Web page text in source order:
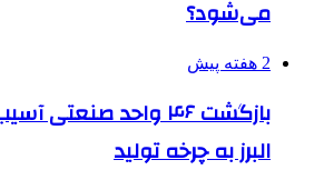
می‌شود؟
2 هفته پیش
بازگشت ۴۶ واحد
البرز به چرخه تولید